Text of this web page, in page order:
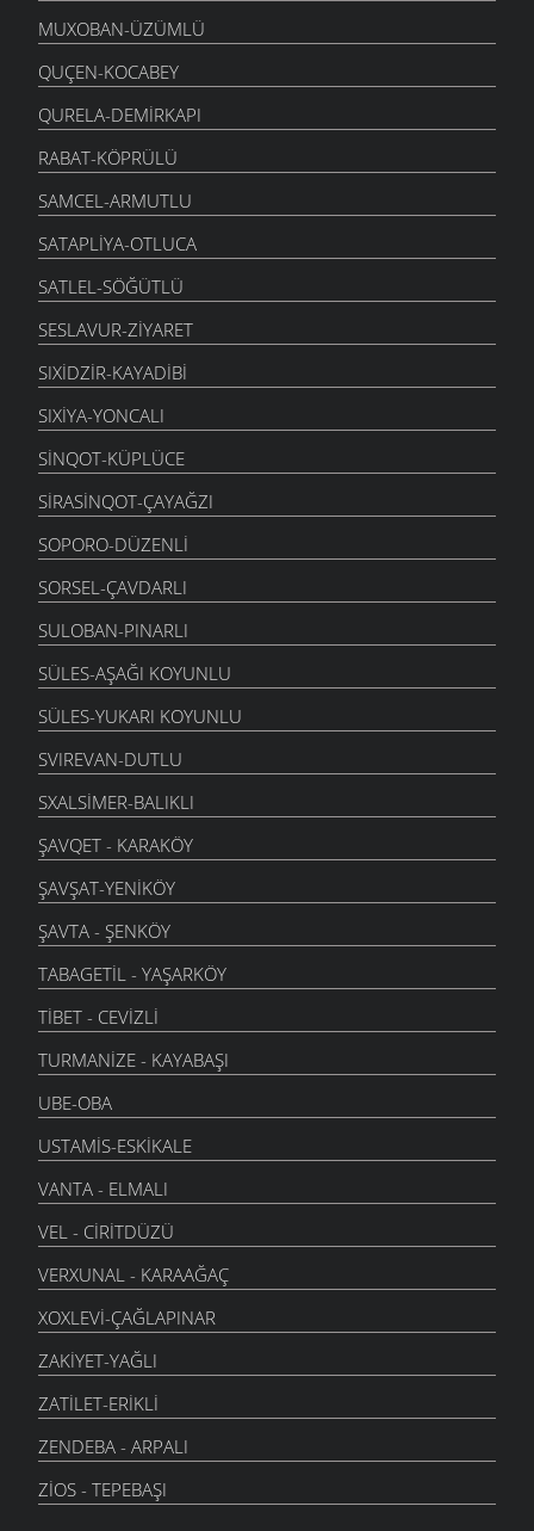
MUXOBAN-ÜZÜMLÜ
QUÇEN-KOCABEY
QURELA-DEMIRKAPI
RABAT-KÖPRÜLÜ
SAMCEL-ARMUTLU
SATAPLIYA-OTLUCA
SATLEL-SÖĞÜTLÜ
SESLAVUR-ZIYARET
SIXIDZIR-KAYADIBI
SIXIYA-YONCALI
SINQOT-KÜPLÜCE
SIRASINQOT-ÇAYAĞZI
SOPORO-DÜZENLI
SORSEL-ÇAVDARLI
SULOBAN-PINARLI
SÜLES-AŞAĞI KOYUNLU
SÜLES-YUKARI KOYUNLU
SVIREVAN-DUTLU
SXALSIMER-BALIKLI
ŞAVQET - KARAKÖY
ŞAVŞAT-YENIKÖY
ŞAVTA - ŞENKÖY
TABAGETIL - YAŞARKÖY
TIBET - CEVIZLI
TURMANIZE - KAYABAŞI
UBE-OBA
USTAMIS-ESKIKALE
VANTA - ELMALI
VEL - CIRITDÜZÜ
VERXUNAL - KARAAĞAÇ
XOXLEVI-ÇAĞLAPINAR
ZAKIYET-YAĞLI
ZATILET-ERIKLI
ZENDEBA - ARPALI
ZIOS - TEPEBAŞI